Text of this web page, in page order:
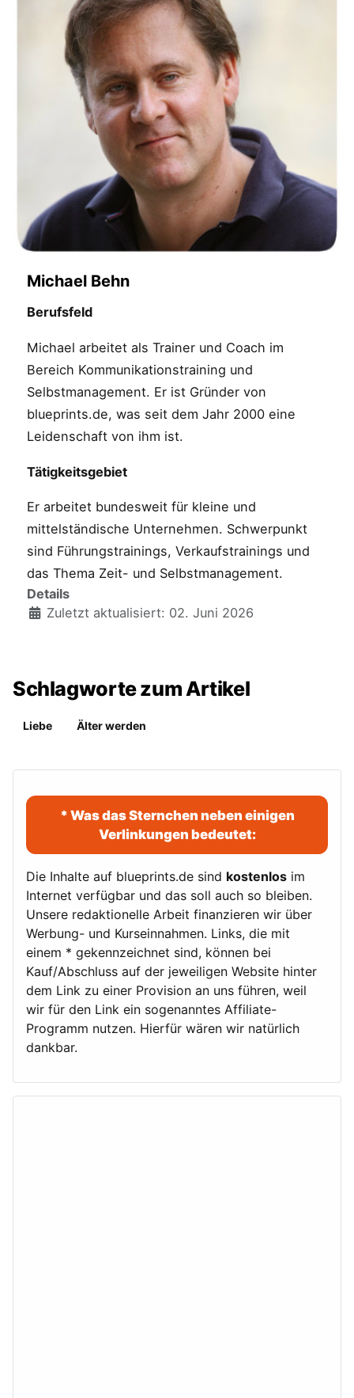
Michael Behn
Berufsfeld
Michael arbeitet als Trainer und Coach im
Bereich Kommunikationstraining und
Selbstmanagement. Er ist Gründer von
blueprints.de, was seit dem Jahr 2000 eine
Leidenschaft von ihm ist.
Tätigkeitsgebiet
Er arbeitet bundesweit für kleine und
mittelständische Unternehmen. Schwerpunkt
sind Führungstrainings, Verkaufstrainings und
das Thema Zeit- und Selbstmanagement.
Details
Zuletzt aktualisiert: 02. Juni 2026
Schlagworte zum Artikel
Liebe Älter werden
* Was das Sternchen neben einigen
Verlinkungen bedeutet:
Die Inhalte auf blueprints.de sind kostenlos im
Internet verfügbar und das soll auch so bleiben.
Unsere redaktionelle Arbeit finanzieren wir über
Werbung- und Kurseinnahmen. Links, die mit
einem * gekennzeichnet sind, können bei
Kauf/Abschluss auf der jeweiligen Website hinter
dem Link zu einer Provision an uns führen, weil
wir für den Link ein sogenanntes Affiliate-
Programm nutzen. Hierfür wären wir natürlich
dankbar.